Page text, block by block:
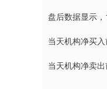
盘后数据显示
当天机构净买
当天机构净卖